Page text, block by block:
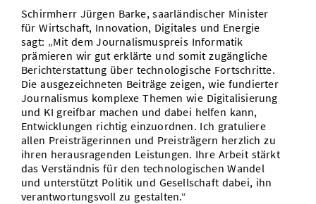
Schirmherr Jürgen Barke, saarländischer Minister
für Wirtschaft, Innovation, Digitales und Energie
sagt: „Mit dem Journalismuspreis Informatik
prämieren wir gut erklärte und somit zugängliche
Berichterstattung über technologische Fortschritte.
Die ausgezeichneten Beiträge zeigen, wie fundierter
Journalismus komplexe Themen wie Digitalisierung
und KI greifbar machen und dabei helfen kann,
Entwicklungen richtig einzuordnen. Ich gratuliere
allen Preisträgerinnen und Preisträgern herzlich zu
ihren herausragenden Leistungen. Ihre Arbeit stärkt
das Verständnis für den technologischen Wandel
und unterstützt Politik und Gesellschaft dabei, ihn
verantwortungsvoll zu gestalten.“